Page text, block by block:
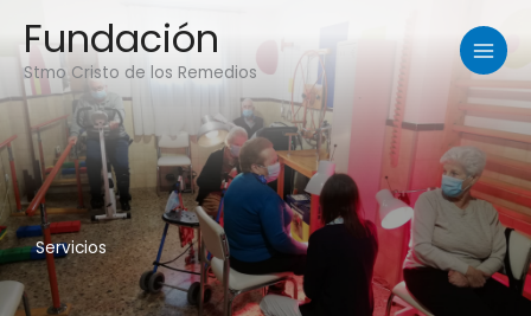
contenido
Fundación
Stmo Cristo de los Remedios
Servicios